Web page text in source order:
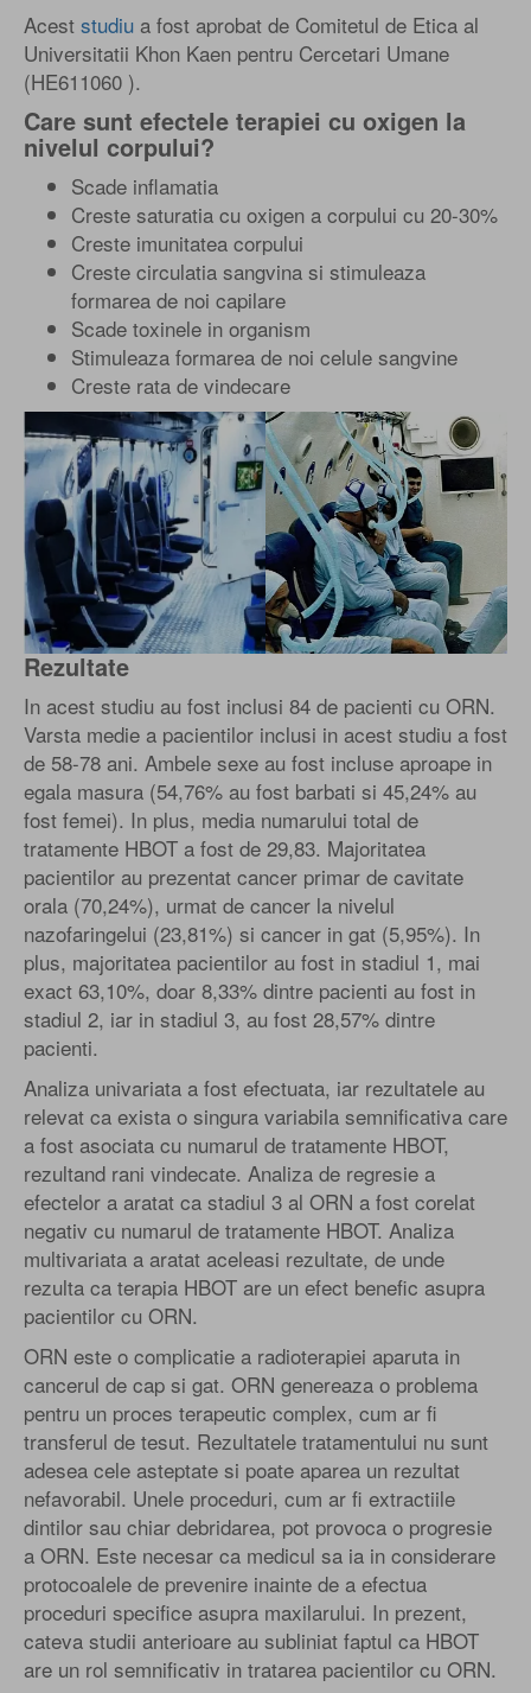
Acest studiu a fost aprobat de Comitetul de Etica al
Universitatii Khon Kaen pentru Cercetari Umane
(HE611060 ).
Care sunt efectele terapiei cu oxigen la
nivelul corpului?
Scade inflamatia
Creste saturatia cu oxigen a corpului cu 20-30%
Creste imunitatea corpului
Creste circulatia sangvina si stimuleaza
formarea de noi capilare
Scade toxinele in organism
Stimuleaza formarea de noi celule sangvine
Creste rata de vindecare
Rezultate
In acest studiu au fost inclusi 84 de pacienti cu ORN.
Varsta medie a pacientilor inclusi in acest studiu a fost
de 58-78 ani. Ambele sexe au fost incluse aproape in
egala masura (54,76% au fost barbati si 45,24% au
fost femei). In plus, media numarului total de
tratamente HBOT a fost de 29,83. Majoritatea
pacientilor au prezentat cancer primar de cavitate
orala (70,24%), urmat de cancer la nivelul
nazofaringelui (23,81%) si cancer in gat (5,95%). In
plus, majoritatea pacientilor au fost in stadiul 1, mai
exact 63,10%, doar 8,33% dintre pacienti au fost in
stadiul 2, iar in stadiul 3, au fost 28,57% dintre
pacienti.
Analiza univariata a fost efectuata, iar rezultatele au
relevat ca exista o singura variabila semnificativa care
a fost asociata cu numarul de tratamente HBOT,
rezultand rani vindecate. Analiza de regresie a
efectelor a aratat ca stadiul 3 al ORN a fost corelat
negativ cu numarul de tratamente HBOT. Analiza
multivariata a aratat aceleasi rezultate, de unde
rezulta ca terapia HBOT are un efect benefic asupra
pacientilor cu ORN.
ORN este o complicatie a radioterapiei aparuta in
cancerul de cap si gat. ORN genereaza o problema
pentru un proces terapeutic complex, cum ar fi
transferul de tesut. Rezultatele tratamentului nu sunt
adesea cele asteptate si poate aparea un rezultat
nefavorabil. Unele proceduri, cum ar fi extractiile
dintilor sau chiar debridarea, pot provoca o progresie
a ORN. Este necesar ca medicul sa ia in considerare
protocoalele de prevenire inainte de a efectua
proceduri specifice asupra maxilarului. In prezent,
cateva studii anterioare au subliniat faptul ca HBOT
are un rol semnificativ in tratarea pacientilor cu ORN.